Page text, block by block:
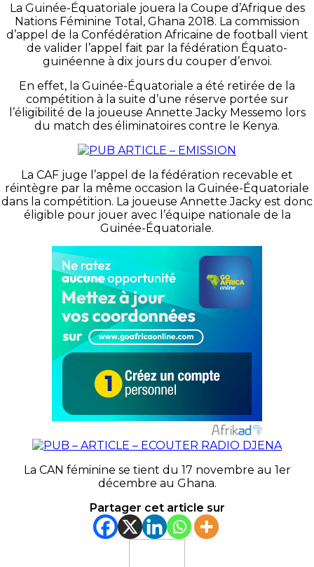
La Guinée-Équatoriale jouera la Coupe d’Afrique des
Nations Féminine Total, Ghana 2018. La commission
d’appel de la Confédération Africaine de football vient
de valider l’appel fait par la fédération Équato-
guinéenne à dix jours du couper d’envoi.
En effet, la Guinée-Équatoriale a été retirée de la
compétition à la suite d’une réserve portée sur
l’éligibilité de la joueuse Annette Jacky Messemo lors
du match des éliminatoires contre le Kenya.
La CAF juge l’appel de la fédération recevable et
réintègre par la même occasion la Guinée-Équatoriale
dans la compétition. La joueuse Annette Jacky est donc
éligible pour jouer avec l’équipe nationale de la
Guinée-Équatoriale.
La CAN féminine se tient du 17 novembre au 1er
décembre au Ghana.
Partager cet article sur